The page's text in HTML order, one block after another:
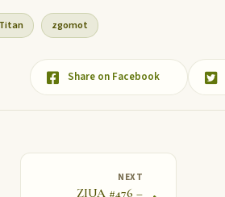
Titan zgomot
Share on Facebook
NEXT
ZIUA #476 –